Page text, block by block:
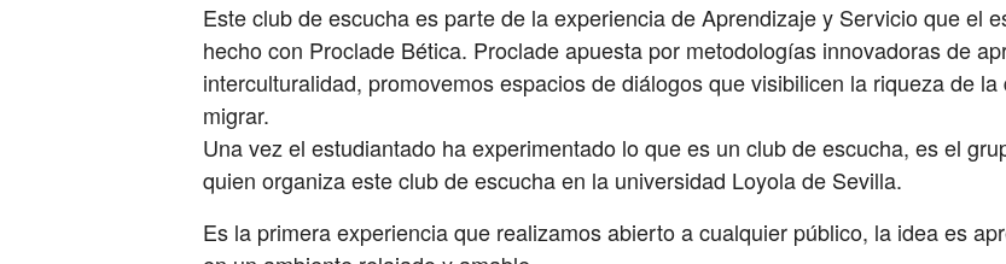
Este club de escucha es parte de la experiencia de Aprendizaje y Servicio que el
hecho con Proclade Bética. Proclade apuesta por metodologías innovadoras de
interculturalidad, promovemos espacios de diálogos que visibilicen la riqueza de
migrar.
Una vez el estudiantado ha experimentado lo que es un club de escucha, es el
quien organiza este club de escucha en la universidad Loyola de Sevilla.
Es la primera experiencia que realizamos abierto a cualquier público, la idea es